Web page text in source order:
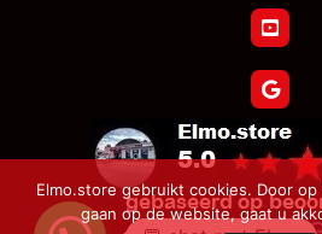
Elmo.store gebruikt cookies. Door
gaan op de website, gaat u